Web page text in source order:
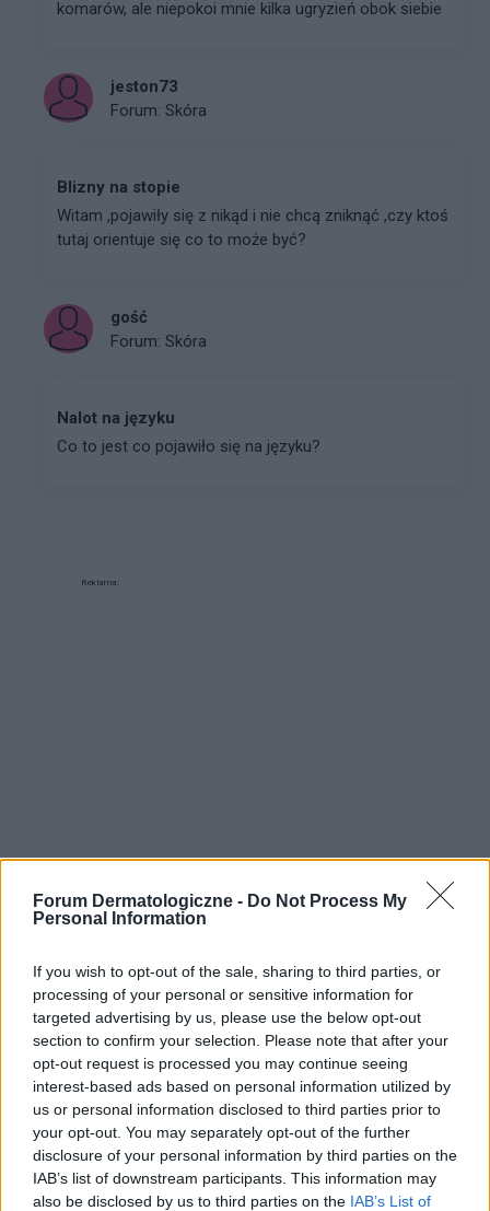
Forum Dermatologiczne - Do Not Process My
Personal Information
If you wish to opt-out of the sale, sharing to third parties, or
processing of your personal or sensitive information for
targeted advertising by us, please use the below opt-out
section to confirm your selection. Please note that after your
opt-out request is processed you may continue seeing
interest-based ads based on personal information utilized by
us or personal information disclosed to third parties prior to
your opt-out. You may separately opt-out of the further
disclosure of your personal information by third parties on the
IAB’s list of downstream participants. This information may
also be disclosed by us to third parties on the IAB’s List of
komarów, ale niepokoi mnie kilka ugryzień obok siebie
jeston73
Forum: Skóra
Blizny na stopie
Witam ,pojawiły się z nikąd i nie chcą zniknąć ,czy ktoś
tutaj orientuje się co to może być?
gość
Forum: Skóra
Nalot na języku
Co to jest co pojawiło się na języku?
Reklama: